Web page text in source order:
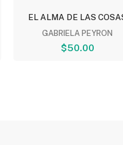
EL ALMA DE LAS
GABRIELA PEYRON
$50.00